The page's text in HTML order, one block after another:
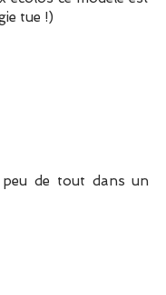
tue !)
de tout dans un